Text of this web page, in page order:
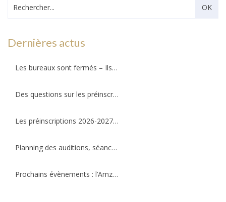
Dernières actus
Les bureaux sont fermés – Ils ouvriront au public le mercredi 26 août 2026 !
Des questions sur les préinscriptions ?
Les préinscriptions 2026-2027 ré-ouvriront le 20 août. Il reste quelques places !
Planning des auditions, séances d’essais et permanences professeurs
Prochains évènements : l’Amzov participe à la fête de la musique !!!